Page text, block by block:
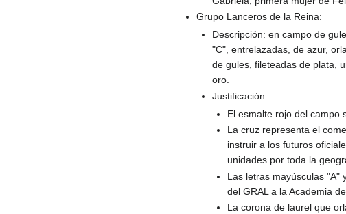
Grupo Lanceros de la Reina:
Descripción: en campo de
"C", entrelazadas, de azur,
de gules, fileteadas de plata,
oro.
Justificación:
El esmalte rojo del campo
La cruz representa el
instruir a los futuros
unidades por toda la
Las letras mayúsculas "A"
del GRAL a la Academia
La corona de laurel que